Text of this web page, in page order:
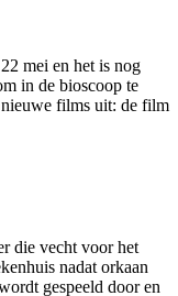
mei en het is nog
in de bioscoop te
films uit: de film
die vecht voor het
nadat orkaan
gespeeld dooren